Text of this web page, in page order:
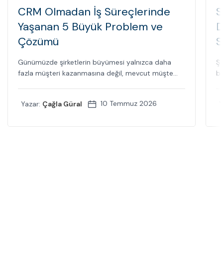
CRM Olmadan İş Süreçlerinde
Yaşanan 5 Büyük Problem ve
Çözümü
Günümüzde şirketlerin büyümesi yalnızca daha
fazla müşteri kazanmasına değil, mevcut müşte...
Yazar: Çağla Güral 10 Temmuz 2026